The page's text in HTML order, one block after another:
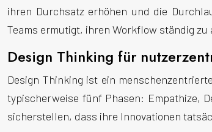
ihren Durchsatz erhöhen und die
Teams ermutigt, ihren Workflow ständig
Design Thinking für
Design Thinking ist ein
typischerweise fünf Phasen: Empathize,
sicherstellen, dass ihre Innovationen